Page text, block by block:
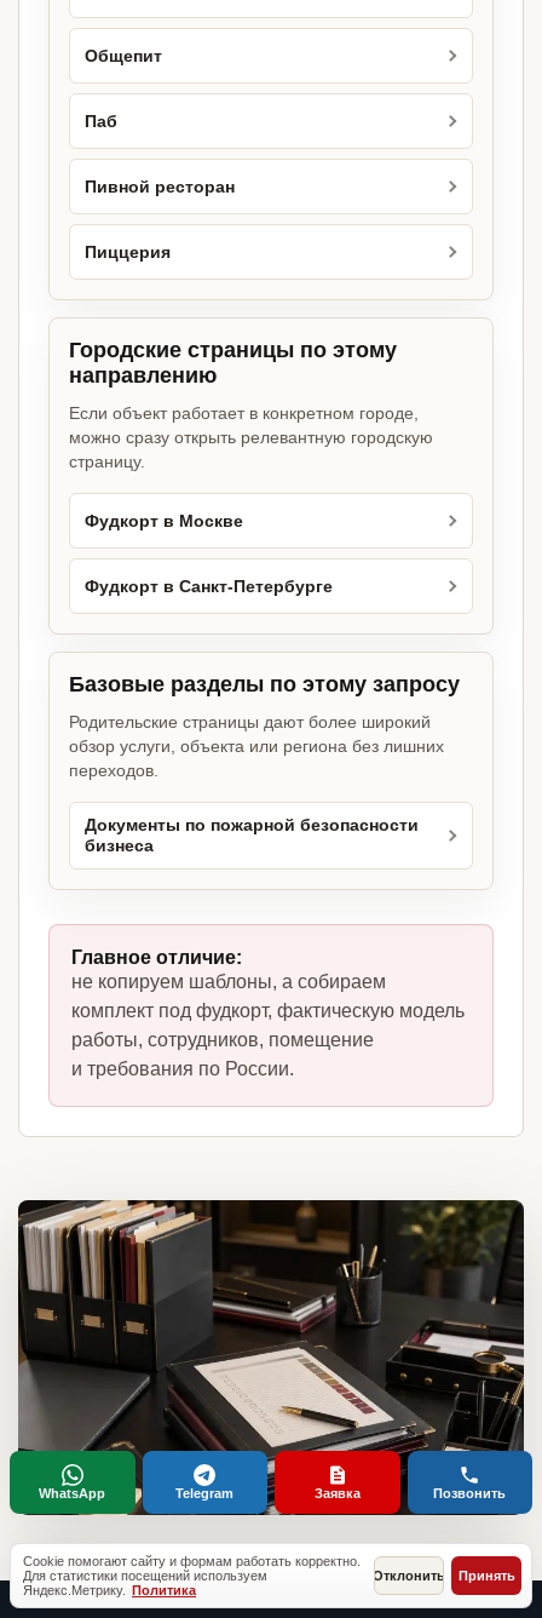
Общепит
Паб
Пивной ресторан
Пиццерия
Городские страницы по этому
направлению
Если объект работает в конкретном городе,
можно сразу открыть релевантную городскую
страницу.
Фудкорт в Москве
Фудкорт в Санкт-Петербурге
Базовые разделы по этому запросу
Родительские страницы дают более широкий
обзор услуги, объекта или региона без лишних
переходов.
Документы по пожарной безопасности
бизнеса
Главное отличие:
не копируем шаблоны, а собираем
комплект под фудкорт, фактическую модель
работы, сотрудников, помещение
и требования по России.
Cookie помогают сайту и формам работать корректно.
Для статистики посещений используем
Яндекс.Метрику. Политика
Отклонить Принять
WhatsApp Telegram Заявка Позвонить